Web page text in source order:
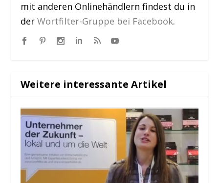
mit anderen Onlinehändlern findest du in
derWortfilter-Gruppe bei Facebook.
Weitere interessante Artikel